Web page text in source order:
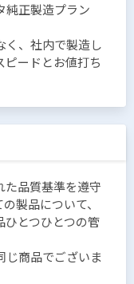
純正製造プラン
く、社内で製造し
ピードとお値打ち
た品質基準を遵守
製品について、
とつひとつの管
じ商品でございま